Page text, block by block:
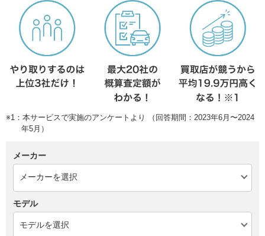
※1：本サービスで実施のアンケートより （回答期間：2023年6月〜2024
年5月）
メーカー
モデル